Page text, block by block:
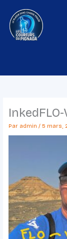
contenu
InkedFLO-
Par admin / 5 mars,